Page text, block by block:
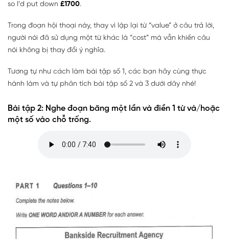
so I’d put down £1700.
Trong đoạn hội thoại này, thay vì lặp lại từ “value” ở câu trả lời,
người nói đã sử dụng một từ khác là “cost” mà vẫn khiến câu
nói không bị thay đổi ý nghĩa.
Tương tự như cách làm bài tập số 1, các bạn hãy cùng thực
hành làm và tự phân tích bài tập số 2 và 3 dưới dây nhé!
Bài tập 2: Nghe đoạn băng một lần và điền 1 từ và/hoặc
một số vào chỗ trống.